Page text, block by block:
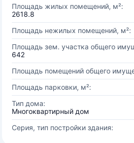
Площадь жилых помещений, м²:
2618.8
Площадь нежилых помещений, м²:
Площадь зем. участка общего
642
Площадь помещений общего
Площадь парковки, м²:
Тип дома:
Многоквартирный дом
Серия, тип постройки здания: